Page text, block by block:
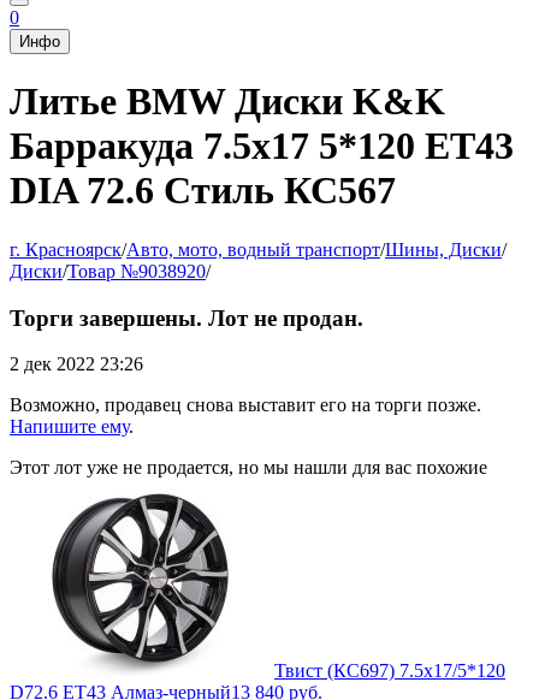
0
Инфо
Литье BMW Диски K&K
Барракуда 7.5x17 5*120 ET43
DIA 72.6 Стиль КС567
г. Красноярск/Авто, мото, водный транспорт/Шины, Диски/
Диски/Товар №9038920/
Торги завершены. Лот не продан.
2 дек 2022 23:26
Возможно, продавец снова выставит его на торги позже.
Напишите ему.
Этот лот уже не продается, но мы нашли для вас похожие
Твист (КС697) 7.5x17/5*120
D72.6 ET43 Алмаз-черный13 840 руб.